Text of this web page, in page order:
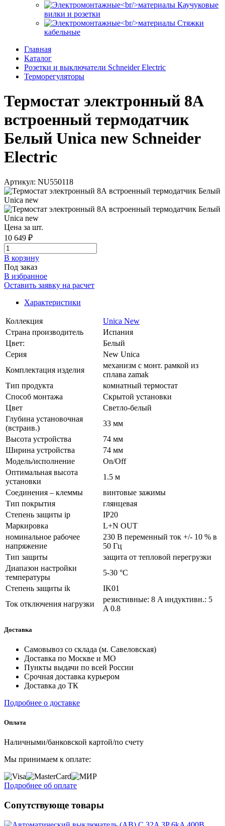
Каучуковые
вилки и розетки
Стяжки
кабельные
Главная
Каталог
Розетки и выключатели Schneider Electric
Терморегуляторы
Термостат электронный 8А
встроенный термодатчик
Белый Unica new Schneider
Electric
Артикул: NU550118
Цена за шт.
10 649 ₽
В корзинy
Под заказ
В избранное
Оставить заявку на расчет
Характеристики
Коллекция
Unica New
Страна производитель
Испания
Цвет:
Белый
Серия
New Unica
Комплектация изделия
механизм с монт. рамкой из
сплава zamak
Тип продукта
комнатный термостат
Способ монтажа
Скрытой установки
Цвет
Светло-белый
Глубина установочная
(встраив.)
33 мм
Высота устройства
74 мм
Ширина устройства
74 мм
Модель/исполнение
On/Off
Оптимальная высота
установки
1.5 м
Соединения – клеммы
винтовые зажимы
Тип покрытия
глянцевая
Степень защиты ip
IP20
Маркировка
L+N OUT
номинальное рабочее
напряжение
230 В переменный ток +/- 10 % в
50 Гц
Тип защиты
защита от тепловой перегрузки
Диапазон настройки
температуры
5-30 °C
Степень защиты ik
IK01
Ток отключения нагрузки
резистивные: 8 A индуктивн.: 5
A 0.8
Доставка
Самовывоз со склада (м. Савеловская)
Доставка по Москве и МО
Пункты выдачи по всей России
Срочная доставка курьером
Доставка до ТК
Подробнее о доставке
Оплата
Наличными/банковской картой/по счету
Мы принимаем к оплате:
Подробнее об оплате
Сопутствующе товары